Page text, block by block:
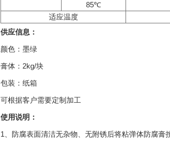
85℃
适应温度
供应信息：
颜色：墨绿
膏体：2kg/块
包装：纸箱
可根据客户需要定制加工
使用说明：
1、防腐表面清洁无杂物、无附锈后将粘弹体防腐膏